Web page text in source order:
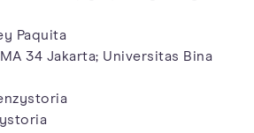
Paquita
34 Jakarta; Universitas Bina